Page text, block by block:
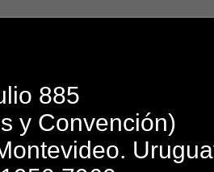
885
y Convención)